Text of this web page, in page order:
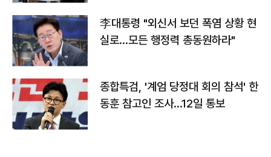
李대통령 "외신서 보던 폭염 상황 현
실로…모든 행정력 총동원하라"
종합특검, '계엄 당정대 회의 참석' 한
동훈 참고인 조사...12일 통보